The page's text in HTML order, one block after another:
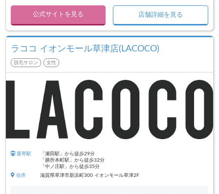
公式サイトを見る 店舗詳細を見る
ラココ イオンモール草津店(LACOCO)
脱毛サロン 女性
最寄駅
「瀬田駅」から徒歩29分
「膳所本町駅」から徒歩32分
「中ノ庄駅」から徒歩35分
住所
滋賀県草津市新浜町300 イオンモール草津2F